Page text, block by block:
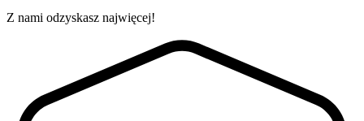
Z nami odzyskasz najwięcej!